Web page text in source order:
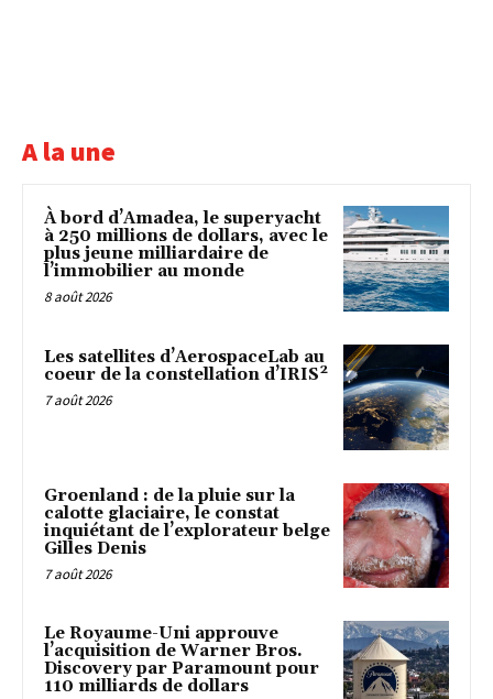
A la une
À bord d’Amadea, le superyacht
à 250 millions de dollars, avec le
plus jeune milliardaire de
l’immobilier au monde
8 août 2026
Les satellites d’AerospaceLab au
coeur de la constellation d’IRIS²
7 août 2026
Groenland : de la pluie sur la
calotte glaciaire, le constat
inquiétant de l’explorateur belge
Gilles Denis
7 août 2026
Le Royaume-Uni approuve
l’acquisition de Warner Bros.
Discovery par Paramount pour
110 milliards de dollars